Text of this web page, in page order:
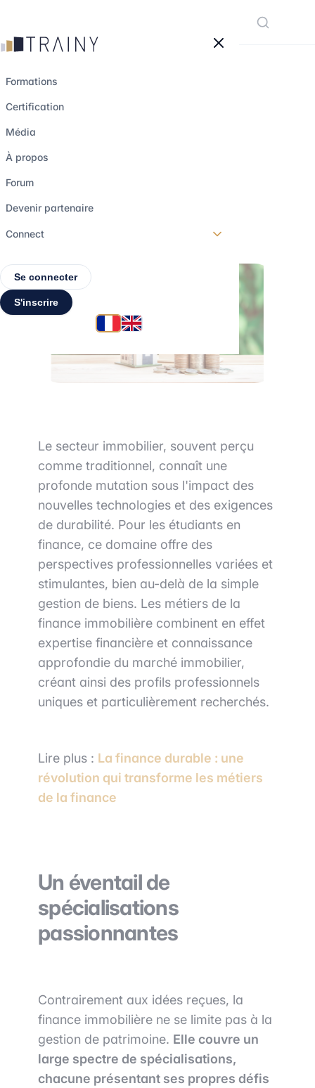
Formations
Certification
Média
À propos
Forum
Devenir partenaire
Connect
Se connecter
S'inscrire
finance dans
27 juin 2025
Le secteur immobilier, souvent perçu
comme traditionnel, connaît une
profonde mutation sous l'impact des
nouvelles technologies et des exigences
de durabilité. Pour les étudiants en
finance, ce domaine offre des
perspectives professionnelles variées et
stimulantes, bien au-delà de la simple
gestion de biens. Les métiers de la
finance immobilière combinent en effet
expertise financière et connaissance
approfondie du marché immobilier,
créant ainsi des profils professionnels
uniques et particulièrement recherchés.
Lire plus : La finance durable : une
révolution qui transforme les métiers
de la finance
Un éventail de
spécialisations
passionnantes
Contrairement aux idées reçues, la
finance immobilière ne se limite pas à la
gestion de patrimoine. Elle couvre un
large spectre de spécialisations,
chacune présentant ses propres défis